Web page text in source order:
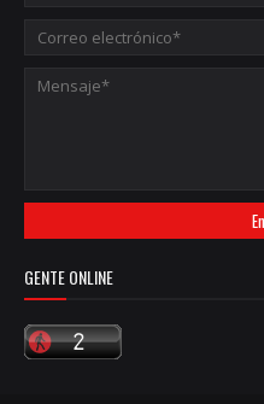
GENTE ONLINE